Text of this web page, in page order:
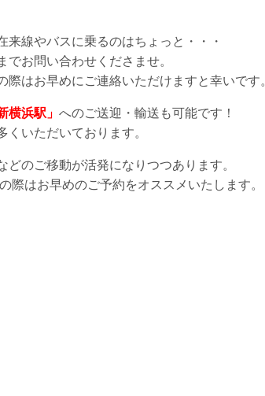
線やバスに乗るのはちょっと・・・
お問い合わせくださませ。
はお早めにご連絡いただけますと幸いです
横浜駅」 へのご送迎・輸送も可能です！
くいただいております。
のご移動が活発になりつつあります。
はお早めのご予約をオススメいたします。